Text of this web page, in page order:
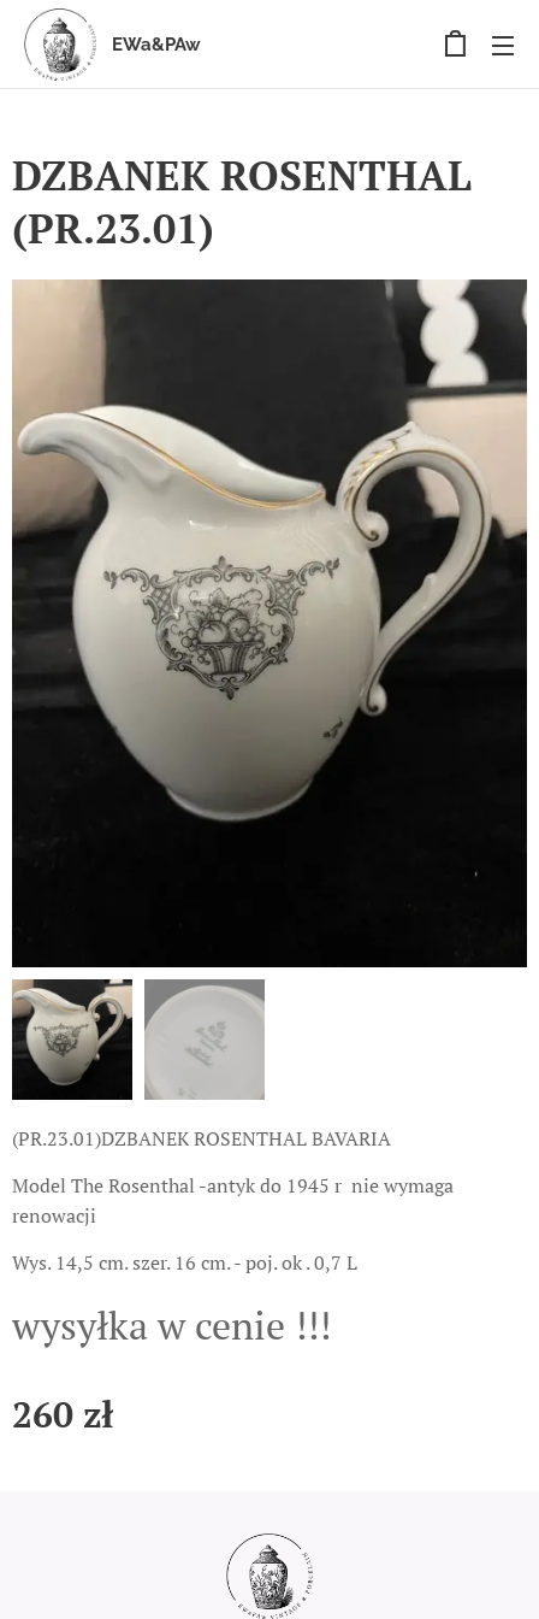
EWa&PAw
DZBANEK ROSENTHAL
(PR.23.01)
(PR.23.01)DZBANEK ROSENTHAL BAVARIA
Model The Rosenthal -antyk do 1945 r nie wymaga
renowacji
Wys. 14,5 cm. szer. 16 cm. - poj. ok . 0,7 L
wysyłka w cenie !!!
260 zł